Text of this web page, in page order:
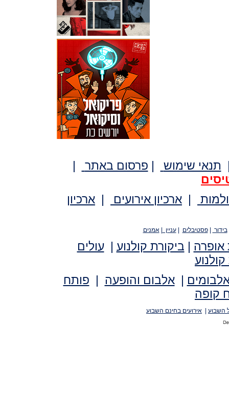
תנאי שימוש | פרסום באתר
|
| ארכיון אירועים | ארכיון
בידור |פסטיבלים |עניין |אמנים
אופרה | ביקורת קולנוע |עולים
קולנוע
|אלבום והופעה | פותח
קופה
השבוע אירועים בחינם השבוע